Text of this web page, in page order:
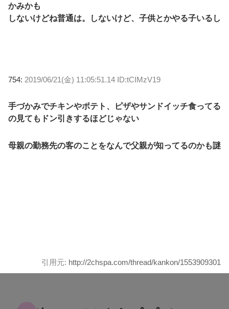
かみかも
しないけどね普通は。しないけど、子供とかやる子いるし
754: 2019/06/21(金) 11:05:51.14 ID:tCIMzV19
手づかみでチキンやポテト、ピザやサンドイッチ食ってる
の見てもドン引きするほどじゃない
母親の勤務先の客のことをなんで父親が知ってるのかも謎
引用元: http://2chspa.com/thread/kankon/1553909301